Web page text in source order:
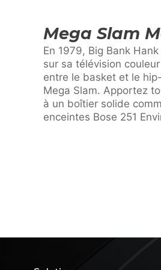
Mega Slam
En 1979, Big Bank
sur sa télévision
entre le basket et le
Mega Slam. Apportez
à un boîtier solide
enceintes Bose 251